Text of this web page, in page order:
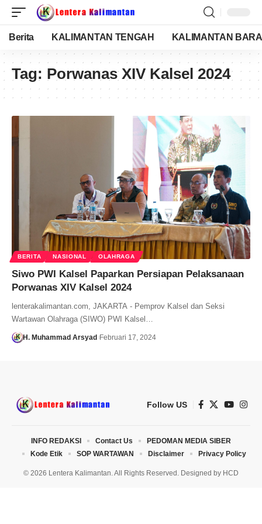
Berita KALIMANTAN TENGAH KALIMANTAN
Tag: Porwanas XIV Kalsel 2024
BERITA NASIONAL OLAHRAGA
Siwo PWI Kalsel Paparkan Persiapan Pelaksanaan
Porwanas XIV Kalsel 2024
lenterakalimantan.com, JAKARTA - Pemprov Kalsel dan Seksi
Wartawan Olahraga (SIWO) PWI Kalsel…
H. Muhammad Arsyad Februari 17, 2024
Follow US
© 2026 Lentera Kalimantan. All Rights Reserved. Designed by HCD
INFO REDAKSI Contact Us
PEDOMAN MEDIA SIBER
Kode Etik
SOP WARTAWAN Disclaimer Privacy Policy